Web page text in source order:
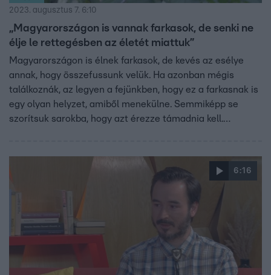
2023. augusztus 7. 6:10
„Magyarországon is vannak farkasok, de senki ne
élje le rettegésben az életét miattuk”
Magyarországon is élnek farkasok, de kevés az esélye
annak, hogy összefussunk velük. Ha azonban mégis
találkoznák, az legyen a fejünkben, hogy ez a farkasnak is
egy olyan helyzet, amiből menekülne. Semmiképp se
szorítsuk sarokba, hogy azt érezze támadnia kell.
Állat és Növénykert szóvivője. Hozzátette, az emberek
félelme szerinte az ismeretlen és szokatlan helyzet miatt
az első gondolatunk, hogy mennyire veszélyesek, pedig
évente több száz balesetet okoznak.
6:16